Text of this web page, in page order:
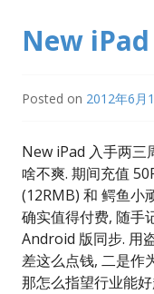
New
Posted on 2012年6月
New iPad 入手两三
啥不爽. 期间充值
(12RMB) 和 鳄鱼小
确实值得付费, 随手
Android 版同步. 用
差这么点钱, 二是作
那怎么指望行业能